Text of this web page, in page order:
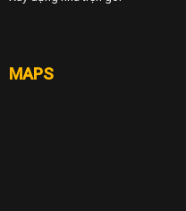
MAPS